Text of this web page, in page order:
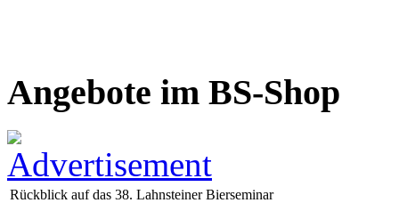
Angebote im BS-Shop
Rückblick auf das 38. Lahnsteiner Bierseminar